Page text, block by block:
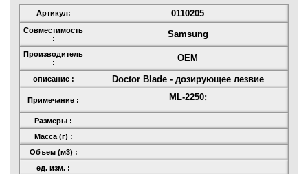
Артикул: 0110205
Совместимость
:
Samsung
Производитель
:
OEM
описание : Doсtor Blade - дозирующее лезвие
Примечание : ML-2250;
Размеры :
Масса (г) :
Объем (м3) :
ед. изм. :